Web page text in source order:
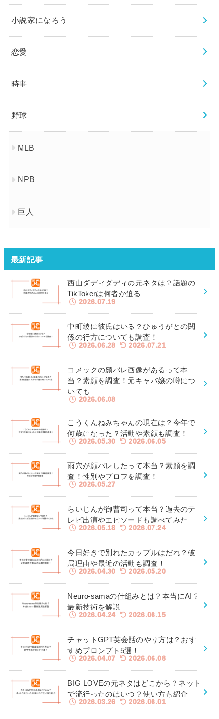
小説家になろう
恋愛
時事
野球
MLB
NPB
巨人
最新記事
西山ダディダディの元ネタは？話題の
TikTokerは何者か迫る
2026.07.19
中町綾に彼氏はいる？ひゅうがとの関
係の行方についても調査！
2026.06.28 2026.07.21
ヨメックの顔バレ画像があるって本
当？素顔を調査！元キャバ嬢の噂につ
いても
2026.06.08
こうくんねみちゃんの現在は？今年で
何歳になった？活動や素顔も調査！
2026.05.30 2026.06.05
雨穴が顔バレしたって本当？素顔を調
査！性別やプロフを調査！
2026.05.27
らいじんが御曹司って本当？過去のテ
レビ出演やエピソードも調べてみた
2026.05.18 2026.07.24
今日好きで別れたカップルはだれ？破
局理由や最近の活動も調査！
2026.04.30 2026.05.20
Neuro-samaの仕組みとは？本当にAI？
最新技術を解説
2026.04.24 2026.06.15
チャットGPT英会話のやり方は？おす
すめプロンプト5選！
2026.04.07 2026.06.08
BIG LOVEの元ネタはどこから？ネット
で流行ったのはいつ？使い方も紹介
2026.03.26 2026.06.01